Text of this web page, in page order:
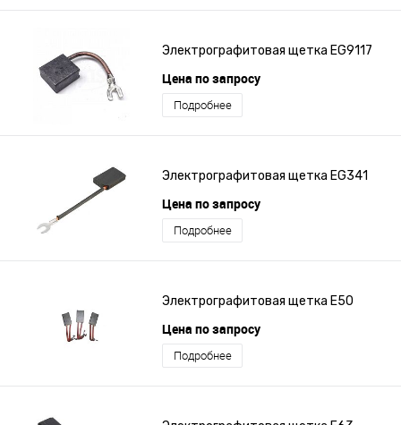
Электрографитовая щетка EG9117
Цена по запросу
Подробнее
Электрографитовая щетка EG341
Цена по запросу
Подробнее
Электрографитовая щетка E50
Цена по запросу
Подробнее